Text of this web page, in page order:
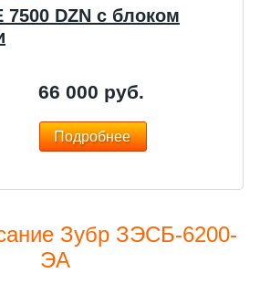
7500 DZN с блоком
66 000 руб.
Подробнее
Зубр ЗЭСБ-6200-
ЭА